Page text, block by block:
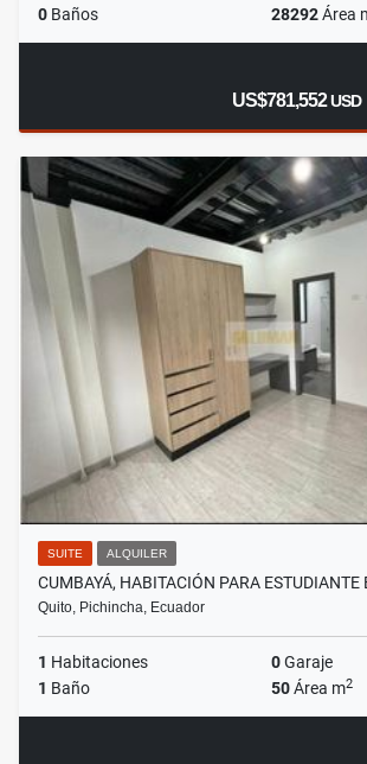
0 Baños 28292Área
US$781,552USD
SUITE ALQUILER
CUMBAYÁ, HABITACIÓN PARA ESTUDIANTE
Quito, Pichincha, Ecuador
1 Habitaciones 0Garaje
1 Baño 50Área m2